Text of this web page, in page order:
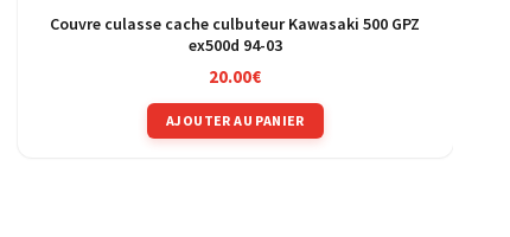
Couvre culasse cache culbuteur Kawasaki 500 GPZ
ex500d 94-03
20.00€
AJOUTER AU PANIER